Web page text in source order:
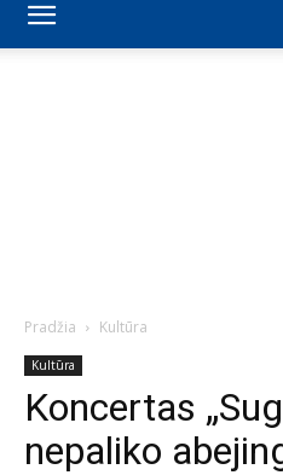
Pradžia Kultūra
Kultūra
Koncertas
nepaliko